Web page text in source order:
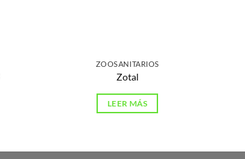
ZOOSANITARIOS
Zotal
LEER MÁS